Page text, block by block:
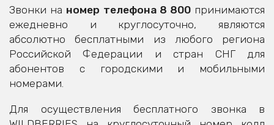
Звонки на номер телефона 8 800принимаются
ежедневно и круглосуточно, являются
абсолютно бесплатными из любого региона
Российской Федерации и стран СНГ для
абонентов с городскими и мобильными
номерами.
Для осуществления бесплатного звонка в